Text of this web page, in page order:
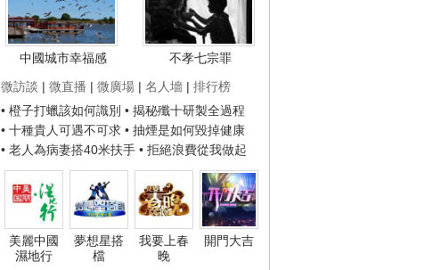
中國城市幸福感
不孝七宗罪
微訪談 | 微直播 | 微廣場 | 名人墻 | 排行榜
• 橙子打蠟該如何識別 • 揭秘殲十研製全過程
• 十種貴人可遇不可求 • 抽煙是如何毀掉健康
• 老人為病妻搭40米扶手 • 拒絕浪費從我做起
美麗中國
濕地行
夢想星搭
檔
我要上春
晚
開門大吉